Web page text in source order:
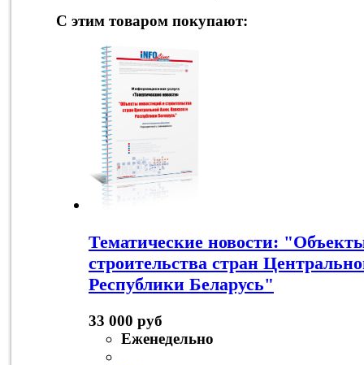
С этим товаром покупают:
Тематические новости:
строительства стран
Республики Беларусь"
33 000 руб
Еженедельно